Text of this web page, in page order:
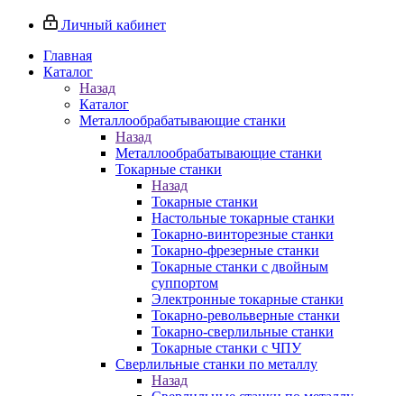
Личный кабинет
Главная
Каталог
Назад
Каталог
Металлообрабатывающие станки
Назад
Металлообрабатывающие станки
Токарные станки
Назад
Токарные станки
Настольные токарные станки
Токарно-винторезные станки
Токарно-фрезерные станки
Токарные станки с двойным
суппортом
Электронные токарные станки
Токарно-револьверные станки
Токарно-сверлильные станки
Токарные станки с ЧПУ
Сверлильные станки по металлу
Назад